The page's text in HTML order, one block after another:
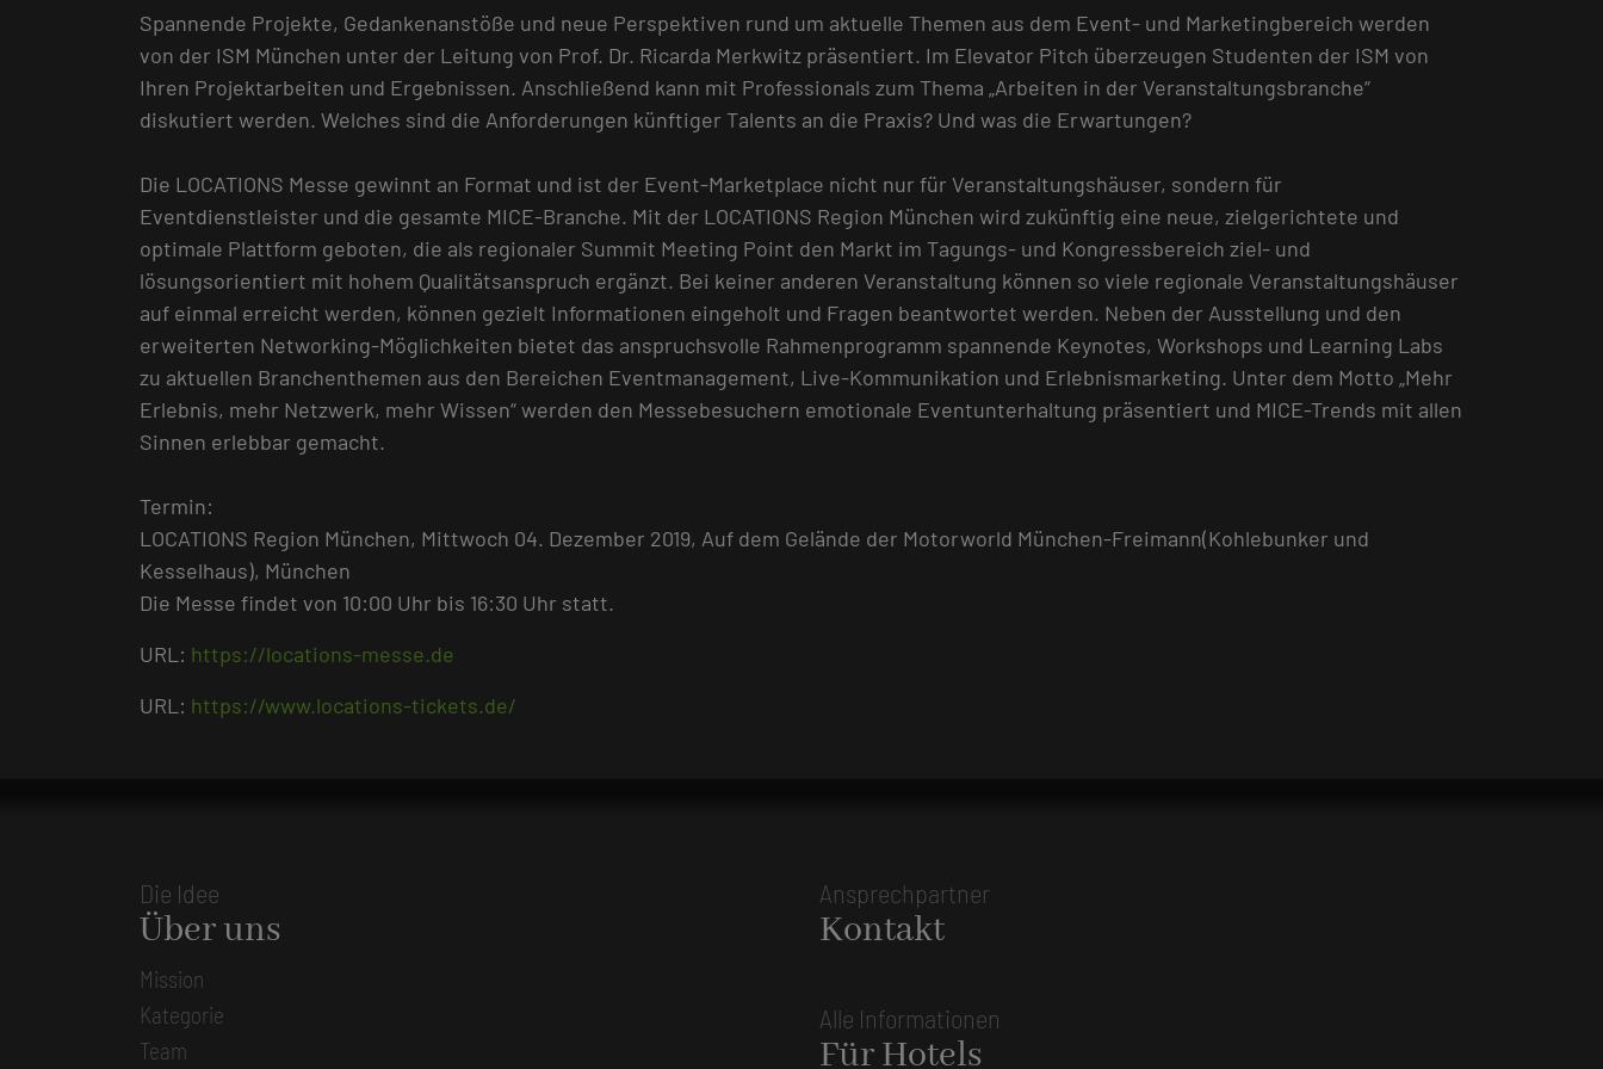
Spannende Projekte, Gedankenanstöße und neue Perspektiven rund um aktuelle Themen aus dem Event- und Marketingbereich werden
von der ISM München unter der Leitung von Prof. Dr. Ricarda Merkwitz präsentiert. Im Elevator Pitch überzeugen Studenten der ISM von
Ihren Projektarbeiten und Ergebnissen. Anschließend kann mit Professionals zum Thema „Arbeiten in der Veranstaltungsbranche“
diskutiert werden. Welches sind die Anforderungen künftiger Talents an die Praxis? Und was die Erwartungen?
Die LOCATIONS Messe gewinnt an Format und ist der Event-Marketplace nicht nur für Veranstaltungshäuser, sondern für
Eventdienstleister und die gesamte MICE-Branche. Mit der LOCATIONS Region München wird zukünftig eine neue, zielgerichtete und
optimale Plattform geboten, die als regionaler Summit Meeting Point den Markt im Tagungs- und Kongressbereich ziel- und
lösungsorientiert mit hohem Qualitätsanspruch ergänzt. Bei keiner anderen Veranstaltung können so viele regionale Veranstaltungshäuser
auf einmal erreicht werden, können gezielt Informationen eingeholt und Fragen beantwortet werden. Neben der Ausstellung und den
erweiterten Networking-Möglichkeiten bietet das anspruchsvolle Rahmenprogramm spannende Keynotes, Workshops und Learning Labs
zu aktuellen Branchenthemen aus den Bereichen Eventmanagement, Live-Kommunikation und Erlebnismarketing. Unter dem Motto „Mehr
Erlebnis, mehr Netzwerk, mehr Wissen“ werden den Messebesuchern emotionale Eventunterhaltung präsentiert und MICE-Trends mit allen
Sinnen erlebbar gemacht.
Termin:
LOCATIONS Region München, Mittwoch 04. Dezember 2019, Auf dem Gelände der Motorworld München-Freimann(Kohlebunker und
Kesselhaus), München
Die Messe findet von 10:00 Uhr bis 16:30 Uhr statt.
URL: https://locations-messe.de
URL: https://www.locations-tickets.de/
Die Idee
Über uns
Mission
Kategorie
Team
Ansprechpartner
Kontakt
Alle Informationen
Für Hotels